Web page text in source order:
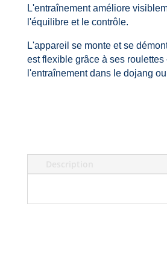
L'entraînement améliore
l'équilibre et le contrôle.
L'appareil se monte et se
est flexible grâce à ses roulettes
l'entraînement dans le dojang